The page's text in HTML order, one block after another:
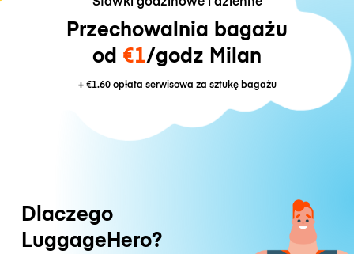
Przechowalnia bagażu
od €1/godz Milan
+€1.60opłata serwisowa za sztukę bagażu
Dlaczego
LuggageHero?